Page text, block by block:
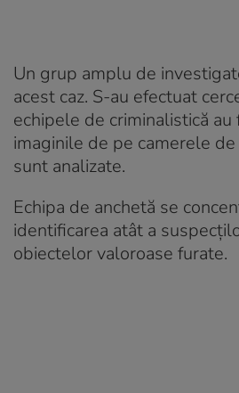
Un grup amplu de
acest caz. S-au efectuat
echipele de criminalistică
imaginile de pe camerele
sunt analizate.
Echipa de anchetă se
identificarea atât a
obiectelor valoroase furate.